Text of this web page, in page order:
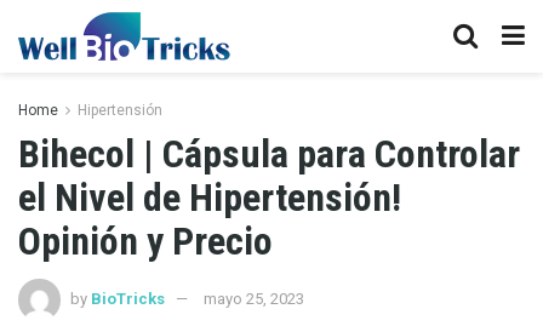
Home Hipertensión
Bihecol | Cápsula para Controlar
el Nivel de Hipertensión!
Opinión y Precio
by BioTricks mayo 25, 2023